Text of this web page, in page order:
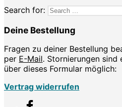
Search for:
Deine Bestellung
Fragen zu deiner Bestellung
per E-Mail. Stornierungen
über dieses Formular möglich:
Vertrag widerrufen